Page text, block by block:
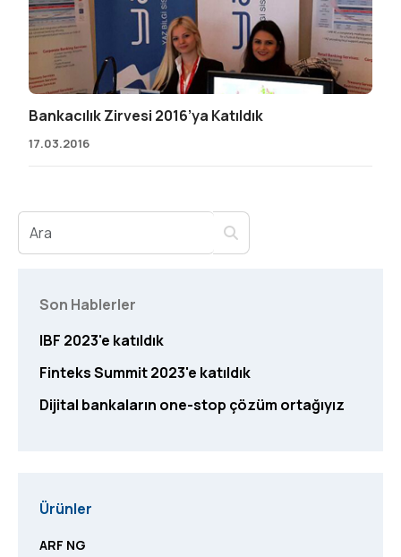
Bankacılık Zirvesi 2016’ya Katıldık
17.03.2016
Son Hablerler
IBF 2023'e katıldık
Finteks Summit 2023'e katıldık
Dijital bankaların one-stop çözüm ortağıyız
Ürünler
ARF NG